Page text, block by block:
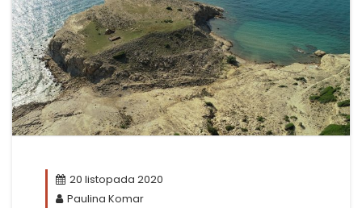
20 listopada 2020
Paulina Komar